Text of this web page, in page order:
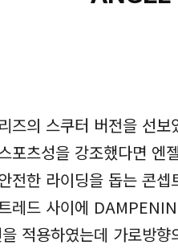
즈의 스쿠터 버전을 선
포츠성을 강조했다면
전한 라이딩을 돕는 콘
레드 사이에
적용하였는데 가로방